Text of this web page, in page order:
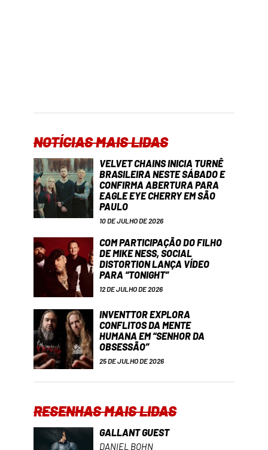
NOTÍCIAS MAIS LIDAS
VELVET CHAINS INICIA TURNÊ
BRASILEIRA NESTE SÁBADO E
CONFIRMA ABERTURA PARA
EAGLE EYE CHERRY EM SÃO
PAULO
10 DE JULHO DE 2026
COM PARTICIPAÇÃO DO FILHO
DE MIKE NESS, SOCIAL
DISTORTION LANÇA VÍDEO
PARA “TONIGHT”
12 DE JULHO DE 2026
INVENTTOR EXPLORA
CONFLITOS DA MENTE
HUMANA EM “SENHOR DA
OBSESSÃO”
25 DE JULHO DE 2026
RESENHAS MAIS LIDAS
GALLANT GUEST
DANIEL BOHN